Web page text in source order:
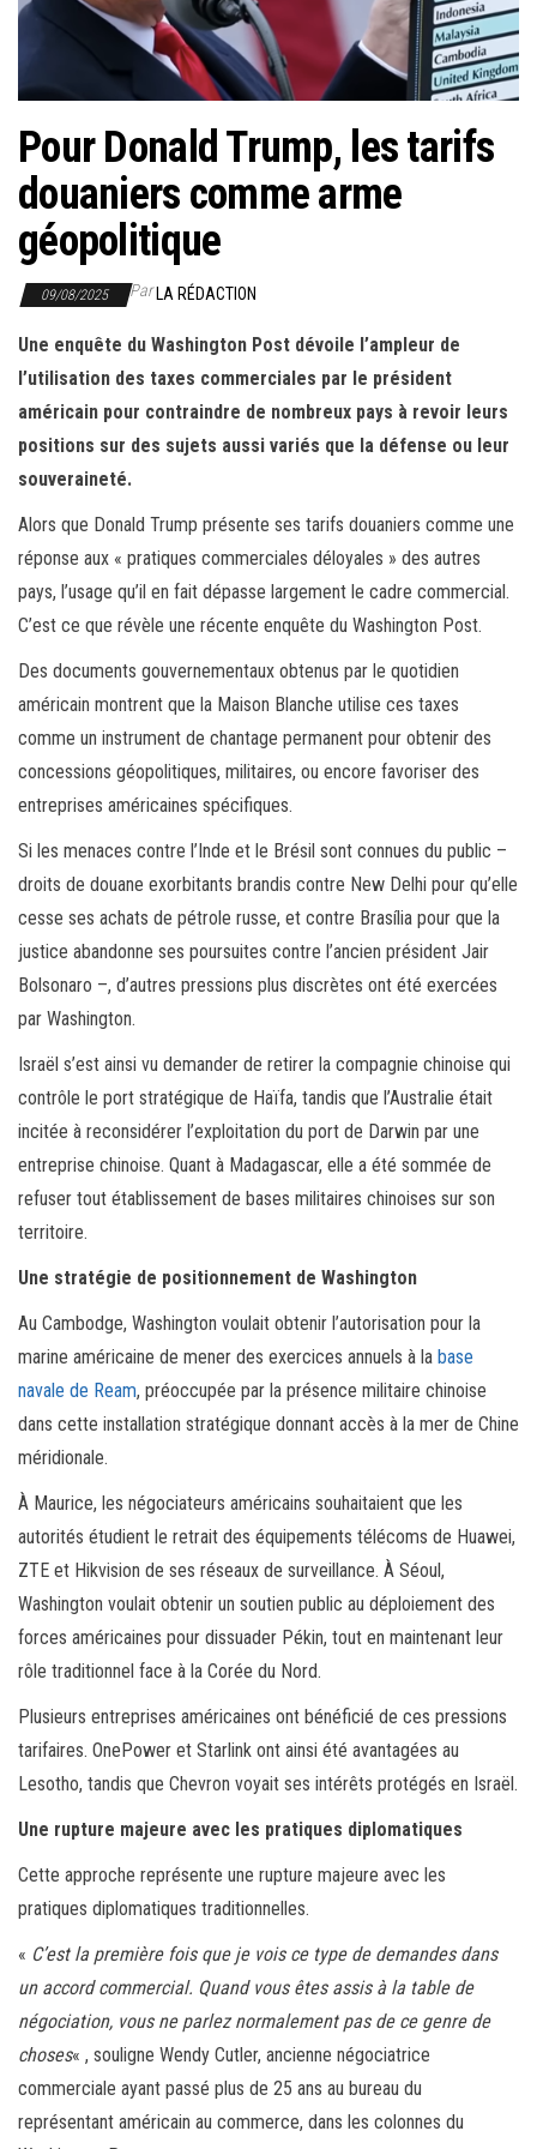
l
a
n
a
n
Pour Donald Trump, les tarifs
douaniers comme arme
géopolitique
09/08/2025 ParLA RÉDACTION
Une enquête du Washington Post dévoile l’ampleur de
l’utilisation des taxes commerciales par le président
américain pour contraindre de nombreux pays à revoir leurs
positions sur des sujets aussi variés que la défense ou leur
souveraineté.
Alors que Donald Trump présente ses tarifs douaniers comme une
réponse aux « pratiques commerciales déloyales » des autres
pays, l’usage qu’il en fait dépasse largement le cadre commercial.
C’est ce que révèle une récente enquête du Washington Post.
Des documents gouvernementaux obtenus par le quotidien
américain montrent que la Maison Blanche utilise ces taxes
comme un instrument de chantage permanent pour obtenir des
concessions géopolitiques, militaires, ou encore favoriser des
entreprises américaines spécifiques.
Si les menaces contre l’Inde et le Brésil sont connues du public –
droits de douane exorbitants brandis contre New Delhi pour qu’elle
cesse ses achats de pétrole russe, et contre Brasília pour que la
justice abandonne ses poursuites contre l’ancien président Jair
Bolsonaro –, d’autres pressions plus discrètes ont été exercées
par Washington.
Israël s’est ainsi vu demander de retirer la compagnie chinoise qui
contrôle le port stratégique de Haïfa, tandis que l’Australie était
incitée à reconsidérer l’exploitation du port de Darwin par une
entreprise chinoise. Quant à Madagascar, elle a été sommée de
refuser tout établissement de bases militaires chinoises sur son
territoire.
Une stratégie de positionnement de Washington
Au Cambodge, Washington voulait obtenir l’autorisation pour la
marine américaine de mener des exercices annuels à la base
navale de Ream, préoccupée par la présence militaire chinoise
dans cette installation stratégique donnant accès à la mer de Chine
méridionale.
À Maurice, les négociateurs américains souhaitaient que les
autorités étudient le retrait des équipements télécoms de Huawei,
ZTE et Hikvision de ses réseaux de surveillance. À Séoul,
Washington voulait obtenir un soutien public au déploiement des
forces américaines pour dissuader Pékin, tout en maintenant leur
rôle traditionnel face à la Corée du Nord.
Plusieurs entreprises américaines ont bénéficié de ces pressions
tarifaires. OnePower et Starlink ont ainsi été avantagées au
Lesotho, tandis que Chevron voyait ses intérêts protégés en Israël.
Une rupture majeure avec les pratiques diplomatiques
Cette approche représente une rupture majeure avec les
pratiques diplomatiques traditionnelles.
« C’est la première fois que je vois ce type de demandes dans
un accord commercial. Quand vous êtes assis à la table de
négociation, vous ne parlez normalement pas de ce genre de
choses« , souligne Wendy Cutler, ancienne négociatrice
commerciale ayant passé plus de 25 ans au bureau du
représentant américain au commerce, dans les colonnes du